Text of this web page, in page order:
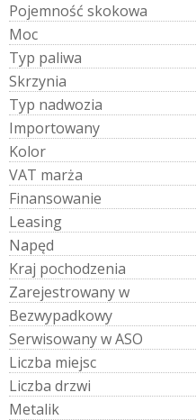
Pojemność skokowa
Moc
Typ paliwa
Skrzynia
Typ nadwozia
Importowany
Kolor
VAT marża
Finansowanie
Leasing
Napęd
Kraj pochodzenia
Zarejestrowanyw
Bezwypadkowy
SerwisowanywASO
Liczba miejsc
Liczba drzwi
Metalik